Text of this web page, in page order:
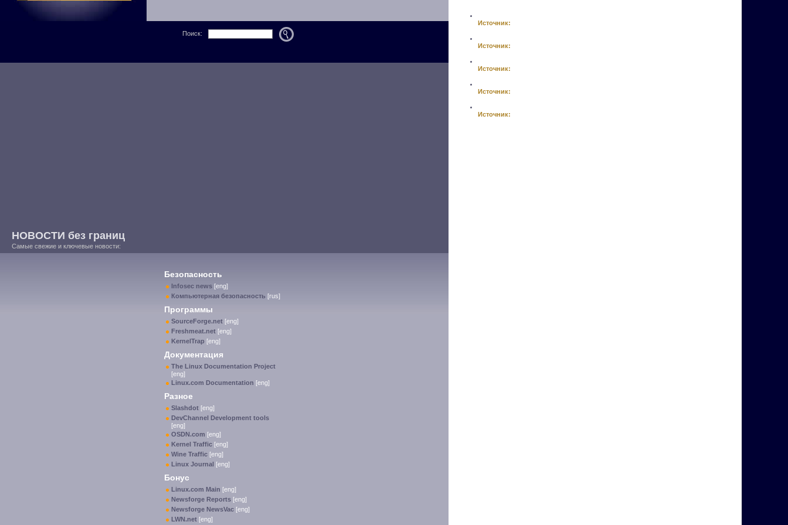
Поиск:
НОВОСТИ без границ
Самые свежие и ключевые новости:
Безопасность
Infosec news [eng]
Компьютерная безопасность [rus]
Программы
SourceForge.net [eng]
Freshmeat.net [eng]
KernelTrap [eng]
Документация
The Linux Documentation Project
[eng]
Linux.com Documentation [eng]
Разное
Slashdot [eng]
DevChannel Development tools
[eng]
OSDN.com [eng]
Kernel Traffic [eng]
Wine Traffic [eng]
Linux Journal [eng]
Бонус
Linux.com Main [eng]
Newsforge Reports [eng]
Newsforge NewsVac [eng]
LWN.net [eng]
Источник:
Источник:
Источник:
Источник:
Источник: